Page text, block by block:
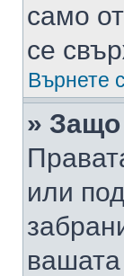
само
се
Върнете
»
или